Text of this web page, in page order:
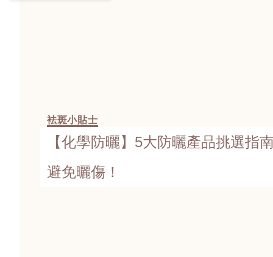
袪斑小貼士
【化學防曬】5大防曬產品挑選指
避免曬傷！